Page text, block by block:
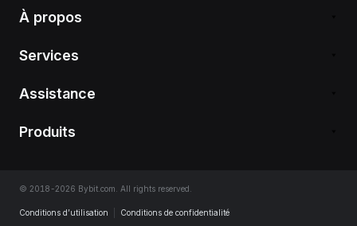
À propos
Services
Assistance
Produits
© 2018-2026 Bybit.com. All rights reserved.
Conditions d’utilisation Conditions de confidentialité